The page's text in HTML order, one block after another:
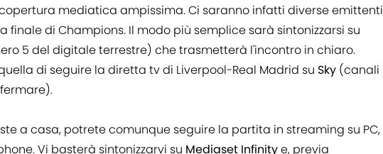
mediatica ampissima. Ci saranno infatti diverse emittenti
finale di Champions. Il modo più semplice sarà sintonizzarsi su
5 del digitale terrestre) che trasmetterà l'incontro in chiaro.
di seguire la diretta tv di Liverpool-Real Madrid su Sky (canali
a casa, potrete comunque seguire la partita in streaming su PC,
Vi basterà sintonizzarvi su Mediaset Infinitye, previa